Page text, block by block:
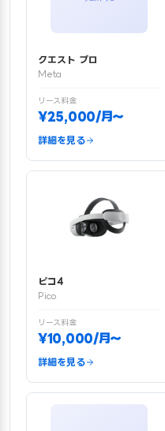
クエスト プロ
Meta
リース料金
¥25,000/月〜
詳細を見る
ピコ4
Pico
リース料金
¥10,000/月〜
詳細を見る